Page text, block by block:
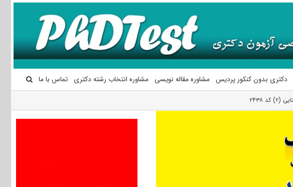
دکتری بدون کنکور پردیس مشاوره مقاله نویسی مشاوره انتخاب رشته دکتری تماس با ما